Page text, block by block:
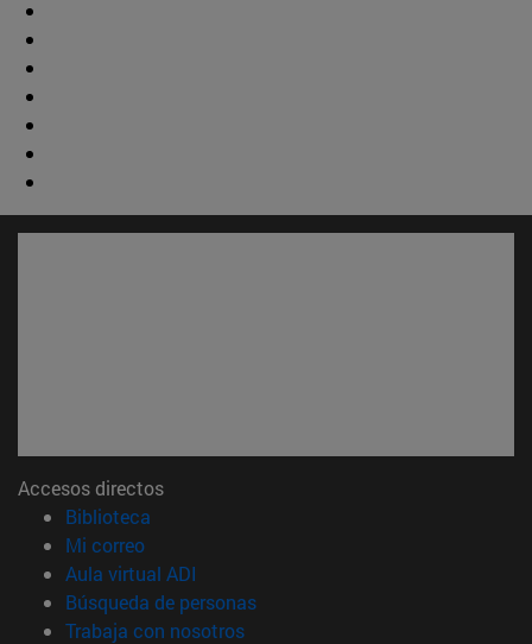
Accesos directos
Biblioteca
Mi correo(abre en nueva ventana)
Aula virtual ADI
Búsqueda de personas(abre en nueva ventana)
Trabaja con nosotros(abre en nueva ventana)